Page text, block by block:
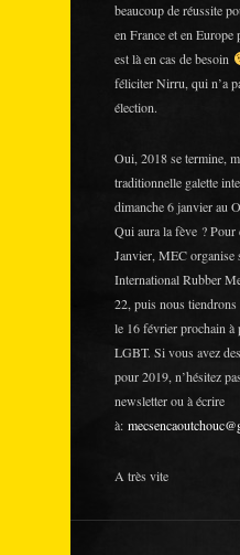
beaucoup de réussite
en France et en
est là en cas de besoin
féliciter Nirru, qui n’a
élection.
Oui, 2018 se termine,
traditionnelle galette
dimanche 6 janvier au
Qui aura la fève ?
Janvier, MEC organise
International Rubber
22, puis nous tiendrons
le 16 février prochain à
LGBT. Si vous avez
pour 2019, n’hésitez
newsletter ou à écrire
à:
A très vite